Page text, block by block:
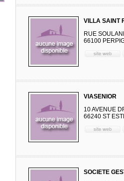
VILLA SAINT
RUE
66100
VIASENIOR
10 AVENUE
66240 ST
SOCIETE